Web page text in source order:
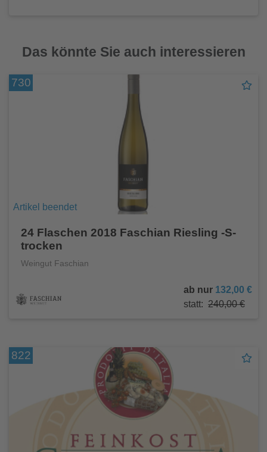
Das könnte Sie auch interessieren
730
Artikel beendet
24 Flaschen 2018 Faschian Riesling -S-
trocken
Weingut Faschian
ab nur 132,00 €
statt: 240,00 €
822